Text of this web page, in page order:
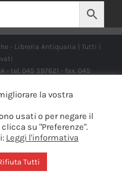
- Libreria Antiquaria | Tutti i
- tel. 045 597621 - fax. 045
Instagram
la vostra
usati o per negare il
su "Preferenze".
Leggi l'informativa
Tutti